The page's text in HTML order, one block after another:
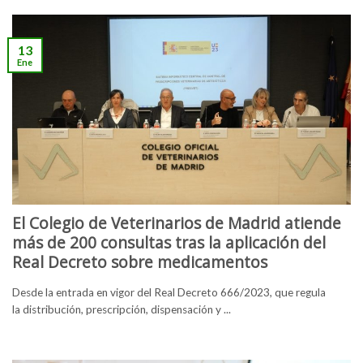
El Colegio de Veterinarios de Madrid atiende
más de 200 consultas tras la aplicación del
Real Decreto sobre medicamentos
Desde la entrada en vigor del Real Decreto 666/2023, que regula
la distribución, prescripción, dispensación y ...
13
Ene